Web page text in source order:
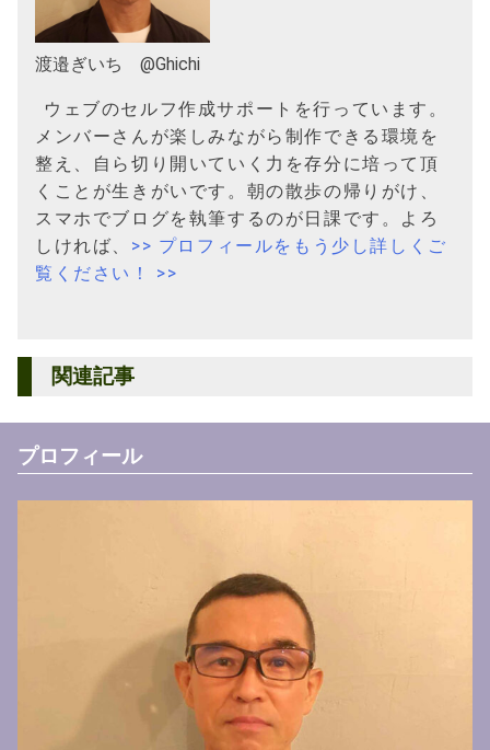
渡邉ぎいち @Ghichi
ウェブのセルフ作成サポートを行っています。
メンバーさんが楽しみながら制作できる環境を
整え、自ら切り開いていく力を存分に培って頂
くことが生きがいです。朝の散歩の帰りがけ、
スマホでブログを執筆するのが日課です。よろ
しければ、 >> プロフィールをもう少し詳しくご
覧ください！ >>
関連記事
プロフィール